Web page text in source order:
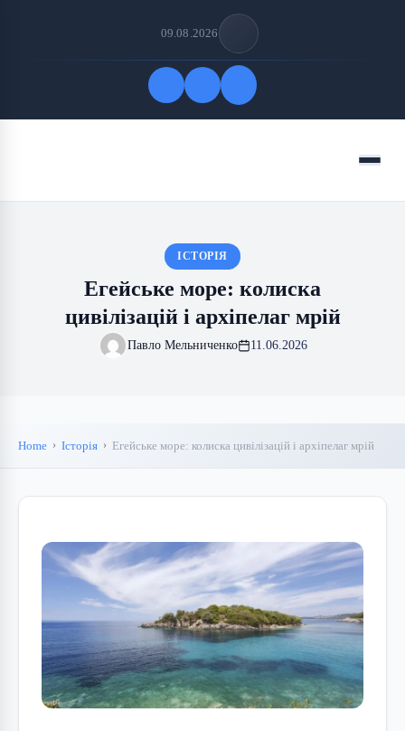
09.08.2026
Menu
ІСТОРІЯ
Егейське море: колиска
цивілізацій і архіпелаг мрій
Павло Мельниченко 11.06.2026
Home Історія Егейське море: колиска цивілізацій і архіпелаг мрій